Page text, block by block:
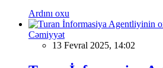
Ardını oxu
Cəmiyyət
13 Fevral 2025, 14:02